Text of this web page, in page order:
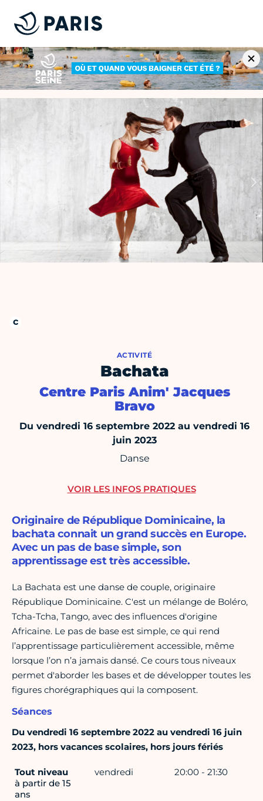
ACTIVITÉ
Bachata
Centre Paris Anim' Jacques
Bravo
Du vendredi 16 septembre 2022 au vendredi 16
juin 2023
Danse
Originaire de République Dominicaine, la
bachata connait un grand succès en Europe.
Avec un pas de base simple, son
apprentissage est très accessible.
La Bachata est une danse de couple, originaire
République Dominicaine. C'est un mélange de Boléro,
Tcha-Tcha, Tango, avec des influences d'origine
Africaine. Le pas de base est simple, ce qui rend
l’apprentissage particulièrement accessible, même
lorsque l’on n’a jamais dansé. Ce cours tous niveaux
permet d'aborder les bases et de développer toutes les
figures chorégraphiques qui la composent.
Séances
Du vendredi 16 septembre 2022 au vendredi 16 juin
2023, hors vacances scolaires, hors jours fériés
Tout niveau
à partir de 15
ans
vendredi 20:00 - 21:30
VOIR LES INFOS PRATIQUES